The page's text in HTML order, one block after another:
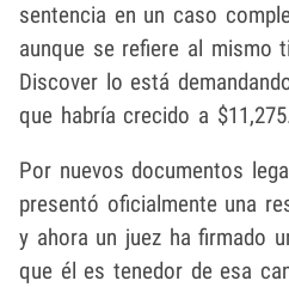
sentencia en un caso
aunque se refiere al mismo
Discover lo está
que habría crecido a
Por nuevos documentos
presentó oficialmente una
y ahora un juez ha firmado
que él es tenedor de esa